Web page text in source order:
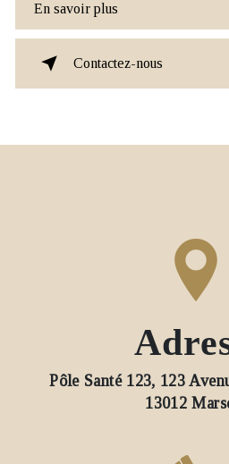
En savoir plus
Contactez-nous
Pôle Santé 123, 123 Avenue de Saint-Julien,
13012